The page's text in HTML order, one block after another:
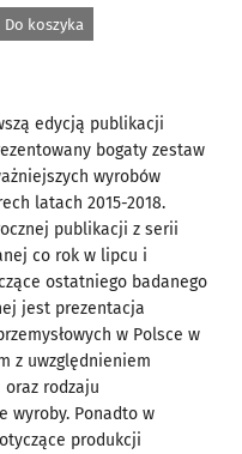
Do koszyka
edycją publikacji
bogaty zestaw
wyrobów
latach 2015-2018.
publikacji z serii
co rok w lipcu i
ostatniego badanego
jest prezentacja
w Polsce w
z uwzględnieniem
oraz rodzaju
wyroby. Ponadto w
produkcji